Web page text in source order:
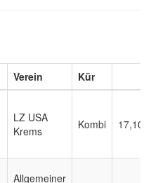
Verein Kür
LZ USA
Krems
Kombi 17,100
Allgemeiner